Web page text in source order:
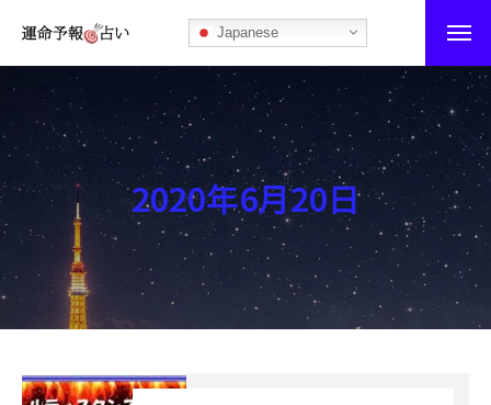
Japanese
運命予報占い
運命予報占いとは
あなたの所属部屋を探そう！
最恐の相性占い
秘伝公開！吉凶カレンダー
2020年6月20日